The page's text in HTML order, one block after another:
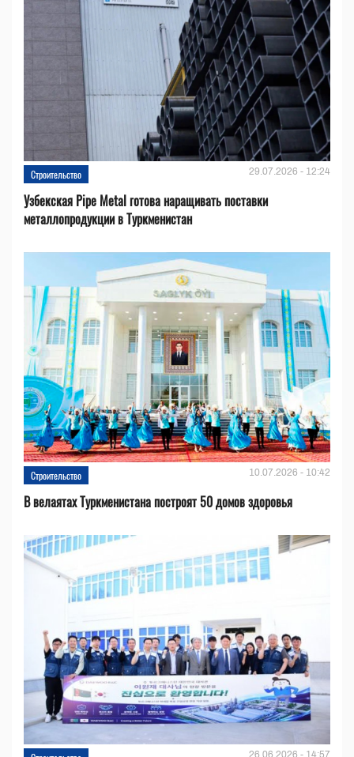
Строительство 29.07.2026 - 12:24
Узбекская Pipe Metal готова наращивать поставки
металлопродукции в Туркменистан
Строительство 10.07.2026 - 10:42
В велаятах Туркменистана построят 50 домов здоровья